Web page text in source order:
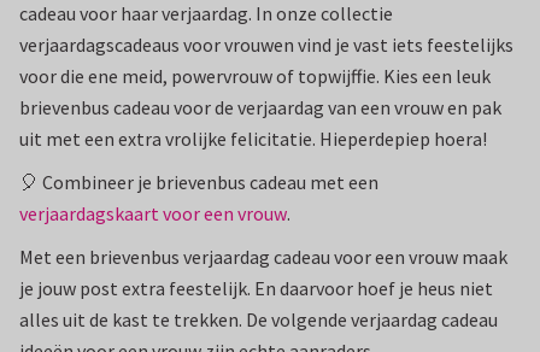
cadeau voor haar verjaardag. In onze collectie
verjaardagscadeaus voor vrouwen vind je vast iets feestelijks
voor die ene meid, powervrouw of topwijffie. Kies een leuk
brievenbus cadeau voor de verjaardag van een vrouw en pak
uit met een extra vrolijke felicitatie. Hieperdepiep hoera!
🎈 Combineer je brievenbus cadeau met een
verjaardagskaart voor een vrouw.
Met een brievenbus verjaardag cadeau voor een vrouw maak
je jouw post extra feestelijk. En daarvoor hoef je heus niet
alles uit de kast te trekken. De volgende verjaardag cadeau